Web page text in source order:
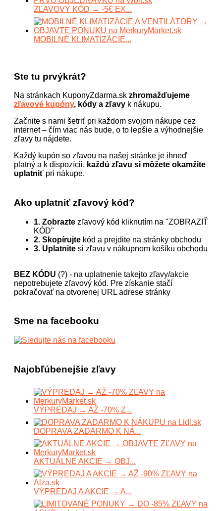
ZĽAVOVÝ KÓD → -5€ EX...
MOBILNÉ KLIMATIZÁCIE...
Ste tu prvýkrát?
Na stránkach KuponyZdarma.sk zhromažďujeme
zľavové kupóny, kódy a zľavy k nákupu.
Začnite s nami šetriť pri každom svojom nákupe cez
internet – čím viac nás bude, o to lepšie a výhodnejšie
zľavy tu nájdete.
Každý kupón so zľavou na našej stránke je ihneď
platný a k dispozícii, každú zľavu si môžete okamžite
uplatniť pri nákupe.
Ako uplatniť zľavový kód?
1. Zobrazte zľavový kód kliknutím na "ZOBRAZIŤ
KÓD"
2. Skopírujte kód a prejdite na stránky obchodu
3. Uplatnite si zľavu v nákupnom košíku obchodu
BEZ KÓDU (?) - na uplatnenie takejto zľavy/akcie
nepotrebujete zľavový kód. Pre získanie stačí
pokračovať na otvorenej URL adrese stránky
Sme na facebooku
Najobľúbenejšie zľavy
VÝPREDAJ → AŽ -70% Z...
DOPRAVA ZADARMO K NÁ...
AKTUÁLNE AKCIE → OBJ...
VÝPREDAJ A AKCIE → A...